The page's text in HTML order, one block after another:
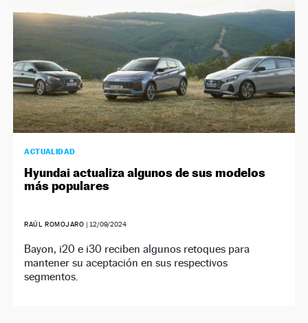
ACTUALIDAD
Hyundai actualiza algunos de sus modelos
más populares
RAÚL ROMOJARO | 12/09/2024
Bayon, i20 e i30 reciben algunos retoques para
mantener su aceptación en sus respectivos
segmentos.